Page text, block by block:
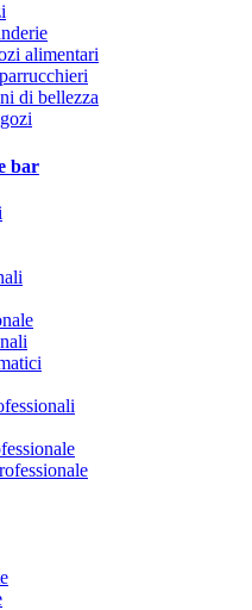
alimentari
di bellezza
bar